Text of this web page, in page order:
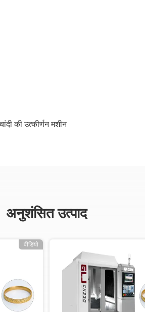
की उत्कीर्णन मशीन
अनुशंसित उत्पाद